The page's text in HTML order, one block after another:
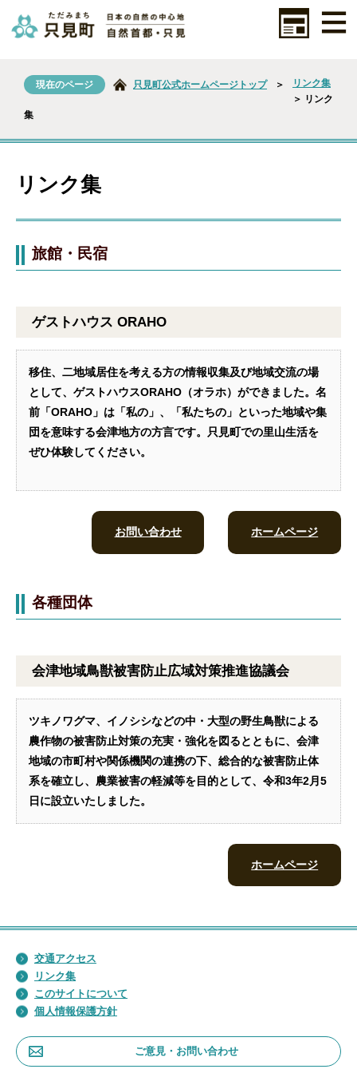
現在のページ 只見町公式ホームページトップ ＞
リンク集
＞ リンク
集
リンク集
旅館・民宿
ゲストハウス ORAHO
移住、二地域居住を考える方の情報収集及び地域交流の場
として、ゲストハウスORAHO（オラホ）ができました。名
前「ORAHO」は「私の」、「私たちの」といった地域や集
団を意味する会津地方の方言です。只見町での里山生活を
ぜひ体験してください。
ホームページ
お問い合わせ
各種団体
会津地域鳥獣被害防止広域対策推進協議会
ツキノワグマ、イノシシなどの中・大型の野生鳥獣による
農作物の被害防止対策の充実・強化を図るとともに、会津
地域の市町村や関係機関の連携の下、総合的な被害防止体
系を確立し、農業被害の軽減等を目的として、令和3年2月5
日に設立いたしました。
ホームページ
交通アクセス
リンク集
このサイトについて
個人情報保護方針
ご意見・お問い合わせ